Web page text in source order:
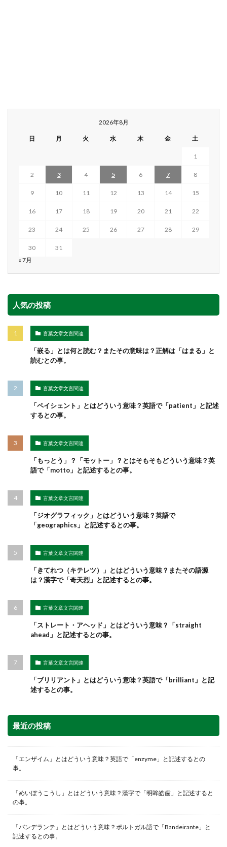
2026年8月
日 月 火 水 木 金 土
1
2 3 4 5 6 7 8
9 10 11 12 13 14 15
16 17 18 19 20 21 22
23 24 25 26 27 28 29
30
31
« 7月
人気の投稿
言葉文章文言関連
「嵌る」とは何と読む？またその意味は？正解は「はまる」と
読むとの事。
言葉文章文言関連
「ペイシェント」とはどういう意味？英語で「patient」と記述
するとの事。
言葉文章文言関連
「もっとう」？「モットー」？とはそもそもどういう意味？英
語で「motto」と記述するとの事。
言葉文章文言関連
「ジオグラフィック」とはどういう意味？英語で
「geographics」と記述するとの事。
言葉文章文言関連
「きてれつ（キテレツ）」とはどういう意味？またその語源
は？漢字で「奇天烈」と記述するとの事。
言葉文章文言関連
「ストレート・アヘッド」とはどういう意味？「straight
ahead」と記述するとの事。
言葉文章文言関連
「ブリリアント」とはどういう意味？英語で「brilliant」と記
述するとの事。
最近の投稿
「エンザイム」とはどういう意味？英語で「enzyme」と記述するとの
事。
「めいぼうこうし」とはどういう意味？漢字で「明眸皓歯」と記述すると
の事。
「バンデランテ」とはどういう意味？ポルトガル語で「Bandeirante」と
記述するとの事。